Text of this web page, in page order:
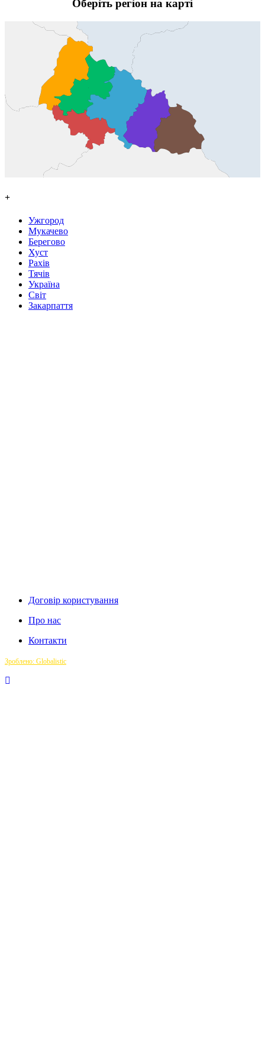
Оберіть регіон на карті
+
Ужгород
Мукачево
Берегово
Хуст
Рахів
Тячів
Україна
Світ
Закарпаття
Договір користування
Про нас
Контакти
Зроблено: Globalistic